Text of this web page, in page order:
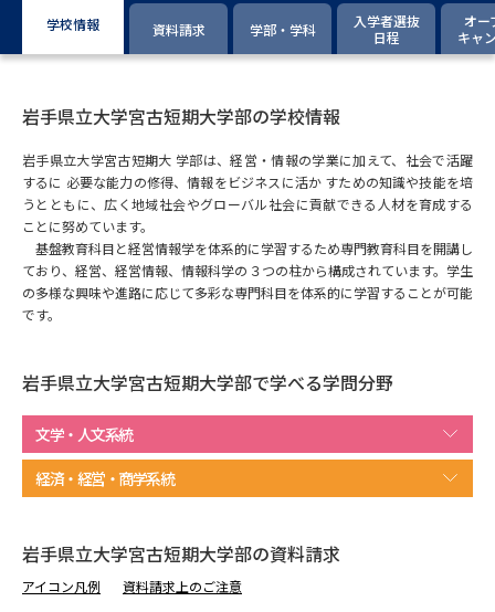
専門学校の資料請求 大学院の資料請求
留学・進学関連、塾・予備校
大学入学共通テスト「受験案
大学入学共通テスト「受験上の
配慮案内」の請求
高等学校卒業程度認定試験
高等学校（情報）教員資格認定
大学研究
大学で学べる内容や特徴を調べる
学校情報 資料請求 学部・学科
入学者選抜
日程
オー
キャ
岩手県立大学宮古短期大学部の学校情報
岩手県立大学宮古短期大 学部は、経営・情報の学業に加えて、社会で活躍
するに 必要な能力の修得、情報をビジネスに活か すための知識や技能を培
うとともに、広く地域社会やグローバル社会に貢献できる人材を育成する
ことに努めています。
基盤教育科目と経営情報学を体系的に学習するため専門教育科目を開講し
ており、経営、経営情報、情報科学の３つの柱から構成されています。学生
の多様な興味や進路に応じて多彩な専門科目を体系的に学習することが可能
です。
岩手県立大学宮古短期大学部で学べる学問分野
文学・人文系統
経済・経営・商学系統
岩手県立大学宮古短期大学部の資料請求
アイコン凡例 資料請求上のご注意